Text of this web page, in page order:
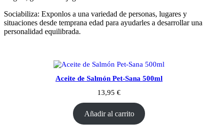
Sociabiliza: Exponlos a una variedad de personas, lugares y
situaciones desde temprana edad para ayudarles a desarrollar una
personalidad equilibrada.
Aceite de Salmón Pet-Sana 500ml
13,95 €
Añadir al carrito